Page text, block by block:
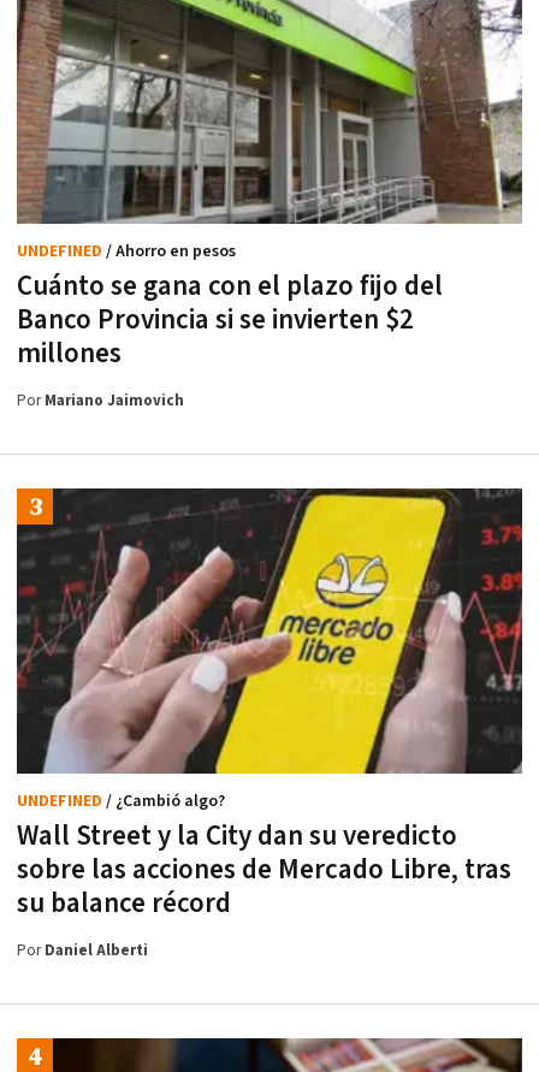
Cuánto se gana con el plazo fijo del
Banco Provincia si se invierten $2
millones
UNDEFINED / Ahorro en pesos
PorMariano Jaimovich
Wall Street y la City dan su veredicto
sobre las acciones de Mercado Libre, tras
su balance récord
UNDEFINED / ¿Cambió algo?
PorDaniel Alberti